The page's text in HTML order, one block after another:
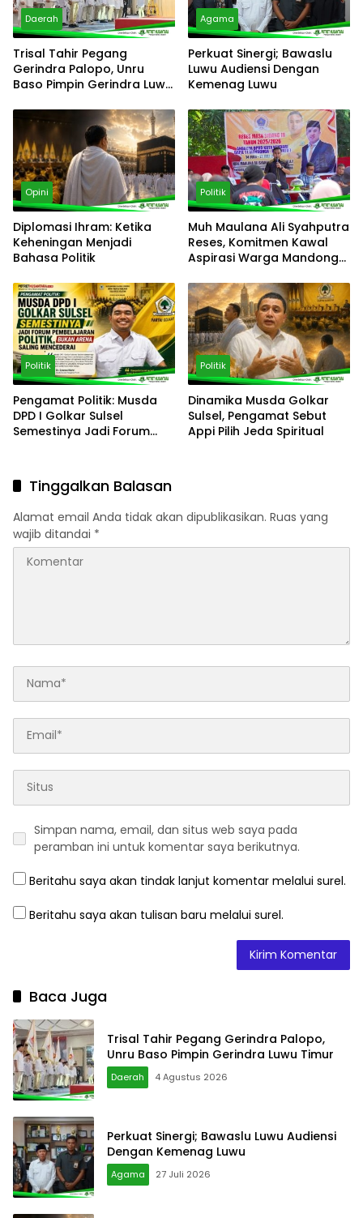
Daerah
Trisal Tahir Pegang
Gerindra Palopo, Unru
Baso Pimpin Gerindra Luwu
Agama
Perkuat Sinergi; Bawaslu
Luwu Audiensi Dengan
Kemenag Luwu
Opini
Diplomasi Ihram: Ketika
Keheningan Menjadi
Bahasa Politik
Politik
‎Muh Maulana Ali Syahputra
Reses, Komitmen Kawal
Aspirasi Warga Mandonga
Politik
Pengamat Politik: Musda
DPD I Golkar Sulsel
Semestinya Jadi Forum
Politik
Dinamika Musda Golkar
Sulsel, Pengamat Sebut
Appi Pilih Jeda Spiritual
Tinggalkan Balasan
Alamat email Anda tidak akan dipublikasikan. Ruas yang
wajib ditandai *
Simpan nama, email, dan situs web saya pada
peramban ini untuk komentar saya berikutnya.
Beritahu saya akan tindak lanjut komentar melalui surel.
Beritahu saya akan tulisan baru melalui surel.
Baca Juga
Trisal Tahir Pegang Gerindra Palopo,
Unru Baso Pimpin Gerindra Luwu Timur
Daerah 4 Agustus 2026
Perkuat Sinergi; Bawaslu Luwu Audiensi
Dengan Kemenag Luwu
Agama 27 Juli 2026